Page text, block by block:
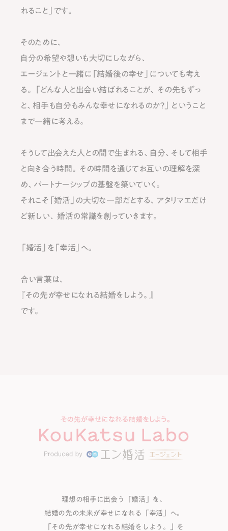
れること」です。
そのために、
自分の希望や想いも大切にしながら、
エージェントと一緒に「結婚後の幸せ」についても考え
る。
「どんな⼈と出会い結ばれることが、
その先もずっ
と、相手も自分もみんな幸せになれるのか？」
ということ
まで一緒に考える。
そうして出会えた人との間で生まれる、自分、そして相手
と向き合う時間。 その時間を通じてお互いの理解を深
め、パートナーシップの基盤を築いていく。
それこそ「婚活」の大切な一部だとする、アタリマエだけ
ど新しい、
婚活の常識を創っていきます。
「婚活」を「幸活」へ。
合い⾔葉は、
『その先が幸せになれる結婚をしよう。』
です。
理想の相手に出会う「婚活」を、
結婚の先の未来が幸せになれる「幸活」へ。
「その先が幸せになれる結婚をしよう。」を